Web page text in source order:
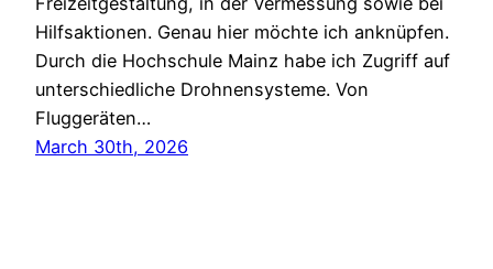
Hilfsaktionen. Genau hier möchte ich anknüpfen.
Durch die Hochschule Mainz habe ich Zugriff auf
unterschiedliche Drohnensysteme. Von
Fluggeräten…
March 30th, 2026